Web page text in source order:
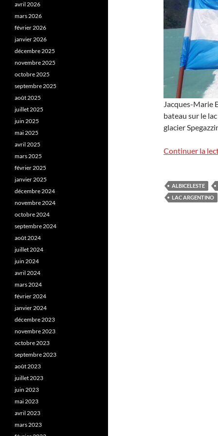
Jacques-Marie
bateau sur le
glacier
Continuer la
ALBICELESTE
LAC ARGENTINO
avril 2026
mars 2026
février 2026
janvier 2026
décembre 2025
novembre 2025
octobre 2025
septembre 2025
août 2025
juillet 2025
juin 2025
mai 2025
avril 2025
mars 2025
février 2025
janvier 2025
décembre 2024
novembre 2024
octobre 2024
septembre 2024
août 2024
juillet 2024
juin 2024
avril 2024
mars 2024
février 2024
janvier 2024
décembre 2023
novembre 2023
octobre 2023
septembre 2023
août 2023
juillet 2023
juin 2023
mai 2023
avril 2023
mars 2023